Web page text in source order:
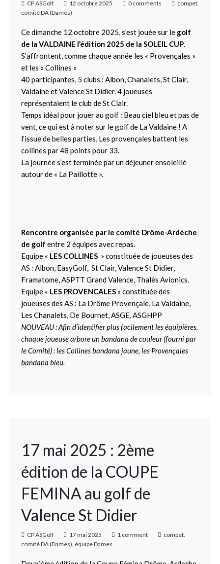
CP ASGolf 12 octobre 2025 0 comments
compet.
comité DA (Dames)
Ce dimanche 12 octobre 2025, s’est jouée sur le golf
de la VALDAINE l’édition 2025 de la SOLEIL CUP.
S’affrontent, comme chaque année les « Provençales »
et les « Collines »
40 participantes, 5 clubs : Albon, Chanalets, St Clair,
Valdaine et Valence St Didier. 4 joueuses
représentaient le club de St Clair.
Temps idéal pour jouer au golf : Beau ciel bleu et pas de
vent, ce qui est à noter sur le golf de La Valdaine ! A
l’issue de belles parties, Les provençales battent les
collines par 48 points pour 33.
La journée s’est terminée par un déjeuner ensoleillé
autour de « La Paillotte ».
Rencontre organisée par le comité Drôme-Ardèche
de golf entre 2 équipes avec repas.
Equipe « LES COLLINES» constituée de joueuses des
AS : Albon, EasyGolf, St Clair, Valence St Didier,
Framatome, ASPTT Grand Valence, Thalès Avionics.
Equipe « LES PROVENCALES» constituée des
joueuses des AS : La Drôme Provençale, La Valdaine,
Les Chanalets, De Bournet, ASGE, ASGHPP
NOUVEAU : Afin d’identifier plus facilement les équipières,
chaque joueuse arbore un bandana de couleur (fourni par
le Comité) : les Collines bandana jaune, les Provençales
bandana bleu.
17 mai 2025 : 2ème
édition de la COUPE
FEMINA au golf de
Valence St Didier
CP ASGolf 17 mai 2025 1 comment
compet.
comité DA (Dames), équipe Dames